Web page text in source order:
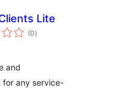
Lite
(0загальний
рейтинг
)
and
for any service-